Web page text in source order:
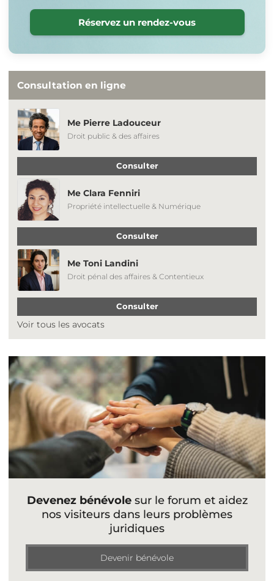
Réservez un rendez-vous
Consultation en ligne
Me Pierre Ladouceur
Droit public & des affaires
Consulter
Me Clara Fenniri
Propriété intellectuelle & Numérique
Consulter
Me Toni Landini
Droit pénal des affaires & Contentieux
Consulter
Voir tous les avocats
Devenez bénévolesur le forum et aidez
nos visiteurs dans leurs problèmes
juridiques
Devenir bénévole